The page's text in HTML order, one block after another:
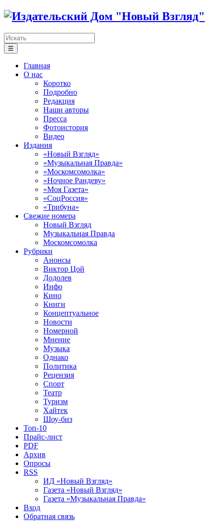
☰
Главная
О нас
Коротко
Подробно
Редакция
Наши авторы
Пресса
Фотоистория
Видео
Издания
«Новый Взгляд»
«Музыкальная Правда»
«Москомсомолка»
«Ночное Рандеву»
«Моя Газета»
«СоцРоссия»
«Трибуна»
Свежие номера
Новый Взгляд
Музыкальная Правда
Москомсомолка
Рубрики
Анонсы
Виктор Цой
Додолев
Инфо
Кино
Книги
Концептуальное
Новости
Номерной
Мнение
Музыка
Однако
Политика
Рецензия
Спорт
Театр
Туризм
Хайтек
Шоу-биз
Топ-10
Прайс-лист
PDF
Архив
Опросы
RSS
ИД «Новый Взгляд»
Газета «Новый Взгляд»
Газета «Музыкальная Правда»
Вход
Обратная связь